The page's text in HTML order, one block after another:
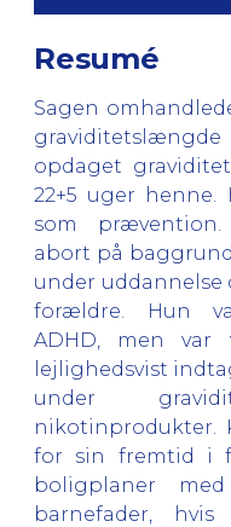
Resumé
Sagen
graviditetslængde
opdaget
22+5 uger henne.
som
abort på
under uddannelse
forældre. Hun
ADHD, men var
lejlighedsvist
under
nikotinprodukter.
for sin fremtid i
boligplaner
barnefader,